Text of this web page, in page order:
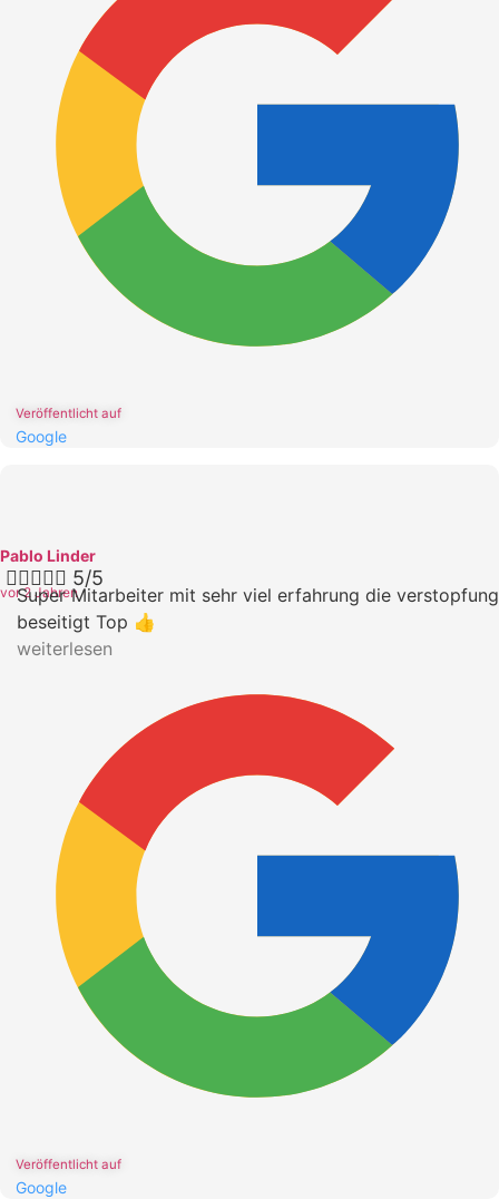
Veröffentlicht auf
Google
Pablo Linder
vor 2 Jahren
 5/5
Super Mitarbeiter mit sehr viel erfahrung die verstopfung
beseitigt Top 👍
weiterlesen
Veröffentlicht auf
Google